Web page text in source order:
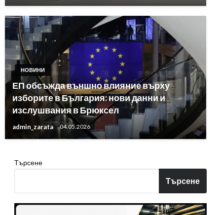
НОВИНИ
ЕП обсъжда външно влияние върху
изборите в България: нови данни и
изслушвания в Брюксел
admin_zarata 04.05.2026
Търсене
Търсене